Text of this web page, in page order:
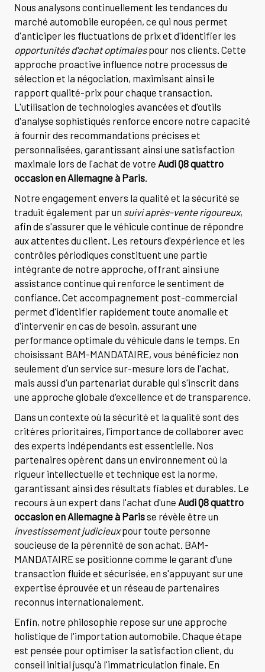
Nous analysons continuellement les tendances du
marché automobile européen, ce qui nous permet
d'anticiper les fluctuations de prix et d'identifier les
opportunités d'achat optimalespour nos clients. Cette
approche proactive influence notre processus de
sélection et la négociation, maximisant ainsi le
rapport qualité-prix pour chaque transaction.
L'utilisation de technologies avancées et d'outils
d'analyse sophistiqués renforce encore notre capacité
à fournir des recommandations précises et
personnalisées, garantissant ainsi une satisfaction
maximale lors de l'achat de votre Audi Q8 quattro
occasion en Allemagne à Paris.
Notre engagement envers la qualité et la sécurité se
traduit également par un suivi après-vente rigoureux,
afin de s'assurer que le véhicule continue de répondre
aux attentes du client. Les retours d'expérience et les
contrôles périodiques constituent une partie
intégrante de notre approche, offrant ainsi une
assistance continue qui renforce le sentiment de
confiance. Cet accompagnement post-commercial
permet d'identifier rapidement toute anomalie et
d'intervenir en cas de besoin, assurant une
performance optimale du véhicule dans le temps. En
choisissant BAM-MANDATAIRE, vous bénéficiez non
seulement d'un service sur-mesure lors de l'achat,
mais aussi d'un partenariat durable qui s'inscrit dans
une approche globale d'excellence et de transparence.
Dans un contexte où la sécurité et la qualité sont des
critères prioritaires, l'importance de collaborer avec
des experts indépendants est essentielle. Nos
partenaires opèrent dans un environnement où la
rigueur intellectuelle et technique est la norme,
garantissant ainsi des résultats fiables et durables. Le
recours à un expert dans l'achat d'une Audi Q8 quattro
occasion en Allemagne à Parisse révèle être un
investissement judicieuxpour toute personne
soucieuse de la pérennité de son achat. BAM-
MANDATAIRE se positionne comme le garant d'une
transaction fluide et sécurisée, en s'appuyant sur une
expertise éprouvée et un réseau de partenaires
reconnus internationalement.
Enfin, notre philosophie repose sur une approche
holistique de l'importation automobile. Chaque étape
est pensée pour optimiser la satisfaction client, du
conseil initial jusqu'à l'immatriculation finale. En